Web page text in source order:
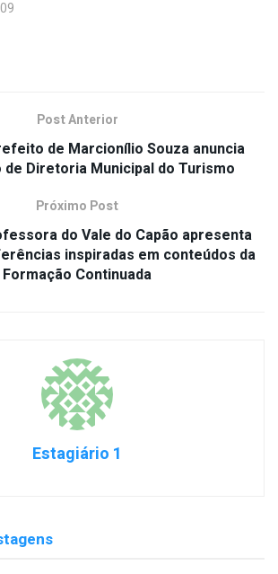
Post Anterior
de Marcionílio Souza anuncia
de Diretoria Municipal do Turismo
Próximo Post
do Vale do Capão apresenta
inspiradas em conteúdos da
Formação Continuada
Estagiário 1